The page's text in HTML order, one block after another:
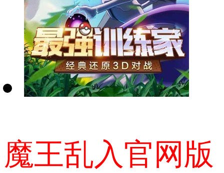
魔王乱入官网版